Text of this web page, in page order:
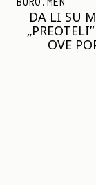
KLJUČNI
MARGO
BIBER